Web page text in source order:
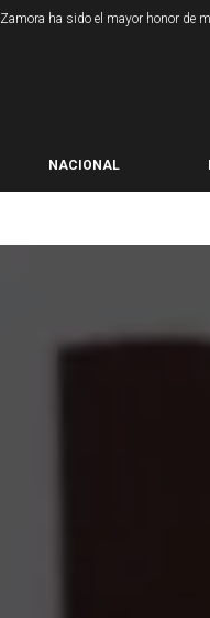
Zamora ha sido el mayor honor de
NACIONAL